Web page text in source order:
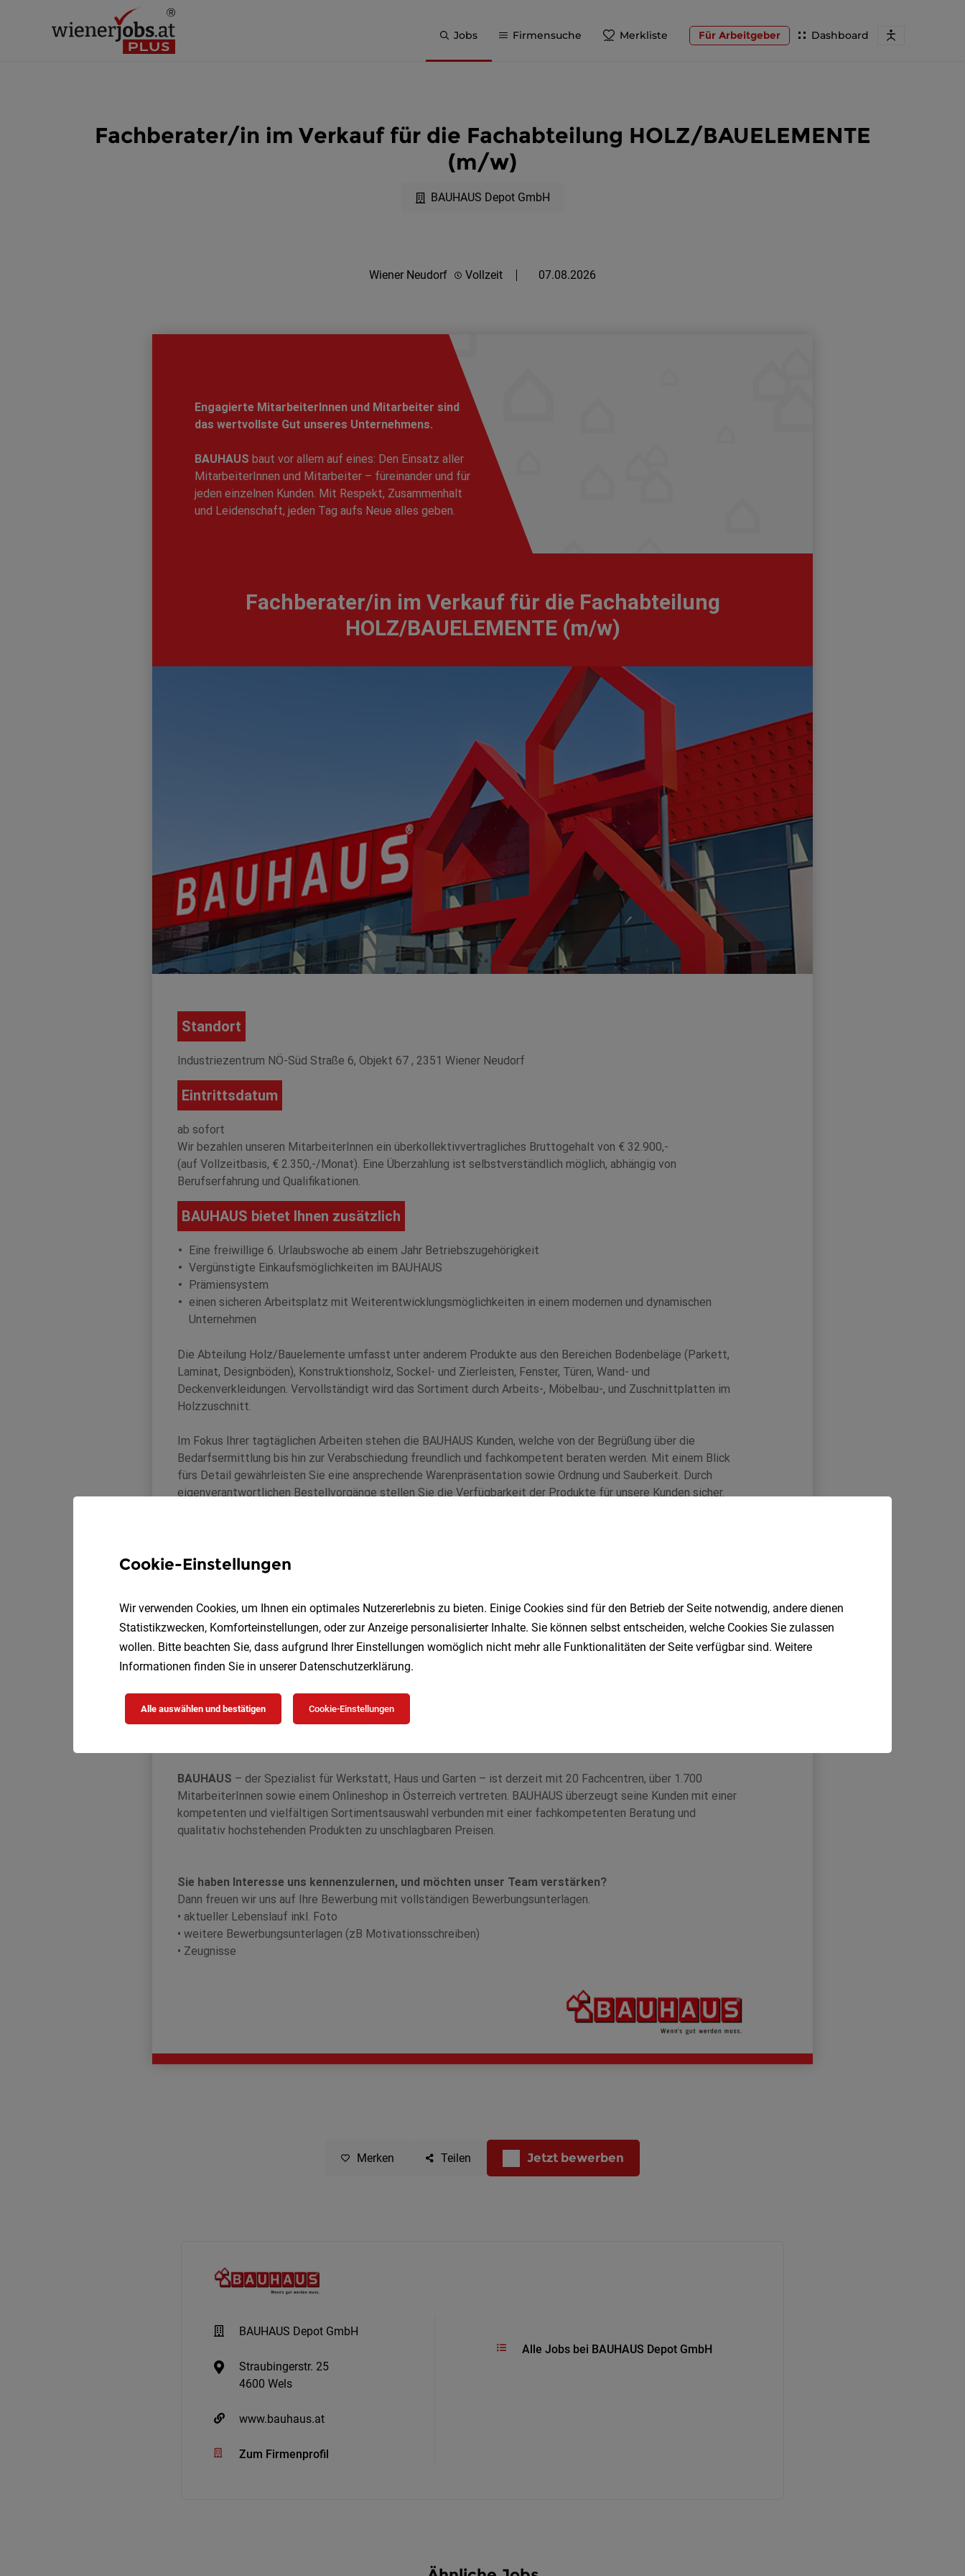
Jobs Firmensuche Merkliste Dashboard
Für Arbeitgeber
Fachberater/in im Verkauf für die Fachabteilung HOLZ/BAUELEMENTE
(m/w)
BAUHAUS Depot GmbH
Wiener Neudorf Vollzeit 07.08.2026
Merken Teilen Jetzt bewerben
BAUHAUS Depot GmbH
Straubingerstr. 25
4600 Wels
www.bauhaus.at
Zum Firmenprofil
Alle Jobs bei BAUHAUS Depot GmbH
Cookie-Einstellungen
Wir verwenden Cookies, um Ihnen ein optimales Nutzererlebnis zu bieten. Einige Cookies sind für den Betrieb der Seite notwendig, andere dienen
Statistikzwecken, Komforteinstellungen, oder zur Anzeige personalisierter Inhalte. Sie können selbst entscheiden, welche Cookies Sie zulassen
wollen. Bitte beachten Sie, dass aufgrund Ihrer Einstellungen womöglich nicht mehr alle Funktionalitäten der Seite verfügbar sind. Weitere
Informationen finden Sie in unserer Datenschutzerklärung.
Alle auswählen und bestätigen Cookie-Einstellungen